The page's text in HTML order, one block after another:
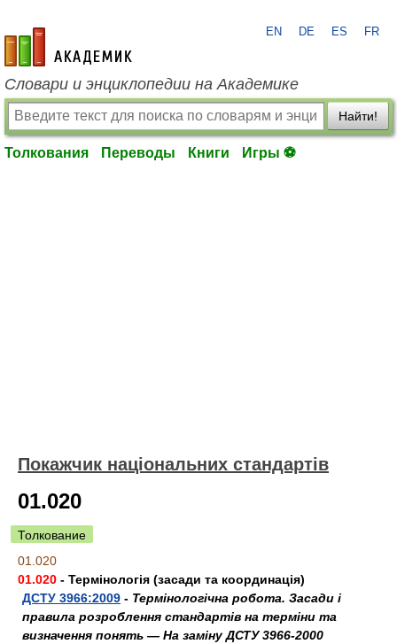
academic.ru
EN DE ES FR
Словари и энциклопедии на Академике
Найти!
Толкования Переводы Книги Игры ⚽
Покажчик національних стандартів
01.020
Толкование
01.020
01.020 - Термінологія (засади та координація)
ДСТУ 3966:2009 - Термінологічна робота. Засади і
правила розроблення стандартів на терміни та
визначення понять — На заміну ДСТУ 3966-2000